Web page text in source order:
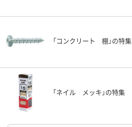
「コンクリート 棚」の特集
「ネイル メッキ」の特集